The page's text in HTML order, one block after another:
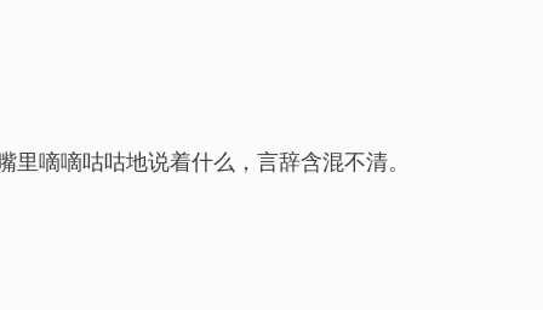
嘀嘀咕咕地说着什么，言辞含混不清。